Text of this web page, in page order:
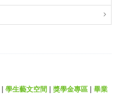
| 學生藝文空間 | 獎學金專區 | 畢業